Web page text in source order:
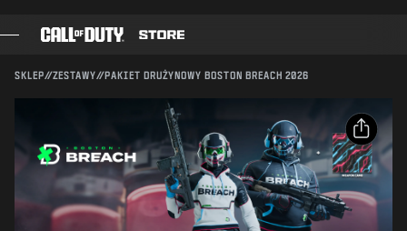
KARNET BOJOWY
CZARNA KOMÓRKA
PUNKTY COD
WYŚLIJ
SKLEP//ZESTAWY//PAKIET DRUŻYNOWY BOSTON BREACH 2026
Kompatybilność:
POTWIERDŹ ZAKUP
ANULUJ
Activision może w każdej chwili usunąć daną zawartość
UDOSTĘPNIJ
E-mail